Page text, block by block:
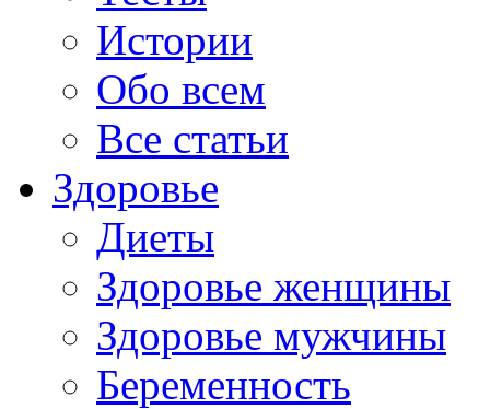
Истории
Обо всем
Все статьи
Здоровье
Диеты
Здоровье женщины
Здоровье мужчины
Беременность